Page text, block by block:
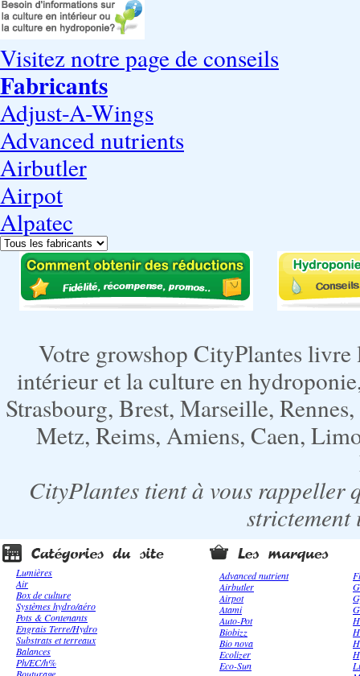
Visitez notre page de conseils
Fabricants
Adjust-A-Wings
Advanced nutrients
Airbutler
Airpot
Alpatec
Votre growshop CityPlantes
intérieur et la culture en
Strasbourg, Brest, Marseille,
Metz, Reims, Amiens, Caen,
CityPlantes tient à vous rappeller
strictement
Lumières
Air
Box de culture
Systèmes hydro/aéro
Pots & Contenants
Engrais Terre/Hydro
Substrats et terreaux
Balances
Ph/EC/h%
Advanced nutrient
Airbutler
Airpot
Atami
Auto-Pot
Biobizz
Bio nova
Ecolizer
Eco-Sun